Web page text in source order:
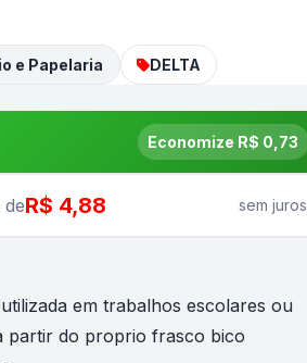
e Papelaria DELTA
Economize R$ 0,73
R$ 4,88 sem juros
em trabalhos escolares ou
partir do proprio frasco bico